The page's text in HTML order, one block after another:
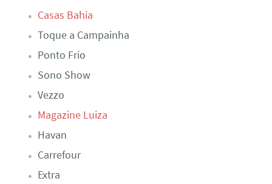
Casas Bahia
Toque a Campainha
Ponto Frio
Sono Show
Vezzo
Magazine Luiza
Havan
Carrefour
Extra